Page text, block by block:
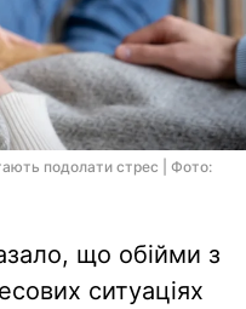
подолати стрес | Фото:
що обійми з
ситуаціях